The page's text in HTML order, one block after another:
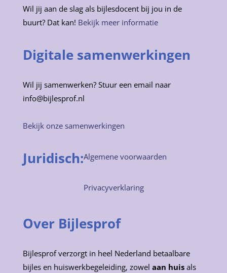
Wil jij aan de slag als bijlesdocent bij jou in de
buurt? Dat kan! Bekijk meer informatie
Digitale samenwerkingen
Wil jij samenwerken? Stuur een email naar
info@bijlesprof.nl
Bekijk onze samenwerkingen
Juridisch:Algemene voorwaarden
Privacyverklaring
Over Bijlesprof
Bijlesprof verzorgt in heel Nederland betaalbare
bijles en huiswerkbegeleiding, zowel aan huisals